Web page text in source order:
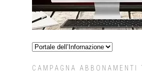
CAMPAGNA ABBONAMENTI